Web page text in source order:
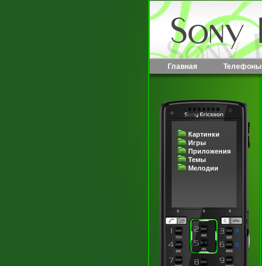
Главная Телефоны
Картинки
Игры
Приложения
Темы
Мелодии